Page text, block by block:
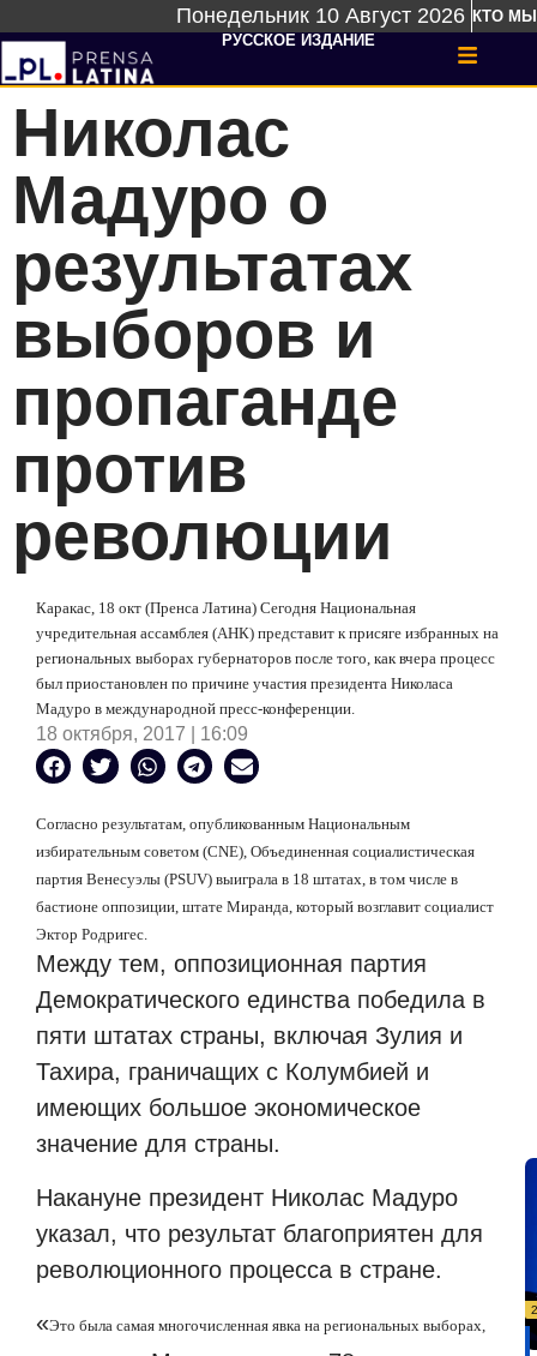
Понедельник 10 Август 2026 КТО МЫ
РУССКОЕ ИЗДАНИЕ
Николас
Мадуро о
результатах
выборов и
пропаганде
против
революции
Каракас, 18 окт (Пренса Латина) Сегодня Национальная
учредительная ассамблея (АНК) представит к присяге избранных на
региональных выборах губернаторов после того, как вчера процесс
был приостановлен по причине участия президента Николаса
Мадуро в международной пресс-конференции.
18 октября, 2017 | 16:09
Согласно результатам, опубликованным Национальным
избирательным советом (CNE), Объединенная социалистическая
партия Венесуэлы (PSUV) выиграла в 18 штатах, в том числе в
бастионе оппозиции, штате Миранда, который возглавит социалист
Эктор Родригес.
Между тем, оппозиционная партия
Демократического единства победила в
пяти штатах страны, включая Зулия и
Тахира, граничащих с Колумбией и
имеющих большое экономическое
значение для страны.
Накануне президент Николас Мадуро
указал, что результат благоприятен для
революционного процесса в стране.
«Это была самая многочисленная явка на региональных выборах,